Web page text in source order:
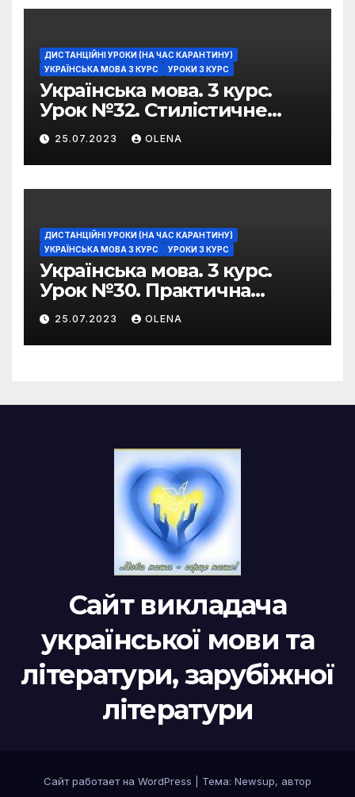
ДИСТАНЦІЙНІ УРОКИ (НА ЧАС КАРАНТИНУ)
УКРАЇНСЬКА МОВА 3 КУРС
УРОКИ 3 КУРС
Українська мова. 3 курс.
Урок №32. Стилістичне
забарвлення
фразеологізмів
25.07.2023 OLENA
ДИСТАНЦІЙНІ УРОКИ (НА ЧАС КАРАНТИНУ)
УКРАЇНСЬКА МОВА 3 КУРС
УРОКИ 3 КУРС
Українська мова. 3 курс.
Урок №30. Практична
риторика. Оцінювальні
жанри. Характеристика
25.07.2023 OLENA
Сайт викладача
української мови та
літератури, зарубіжної
літератури
Сайт работает на WordPress Тема: Newsup, автор